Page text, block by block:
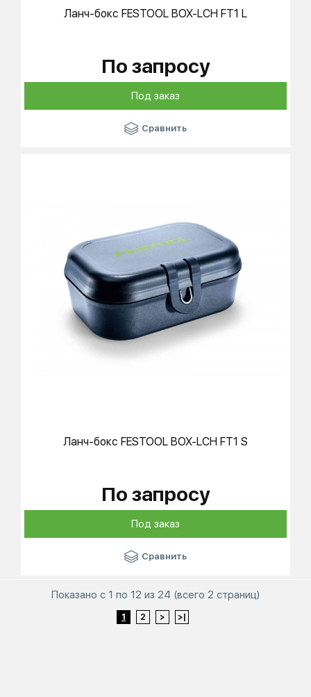
Ланч-бокс FESTOOL BOX-LCH FT1 L
По запросу
Под заказ
Сравнить
Ланч-бокс FESTOOL BOX-LCH FT1 S
По запросу
Под заказ
Сравнить
Показано с 1 по 12 из 24 (всего 2 страниц)
1 2 > >|